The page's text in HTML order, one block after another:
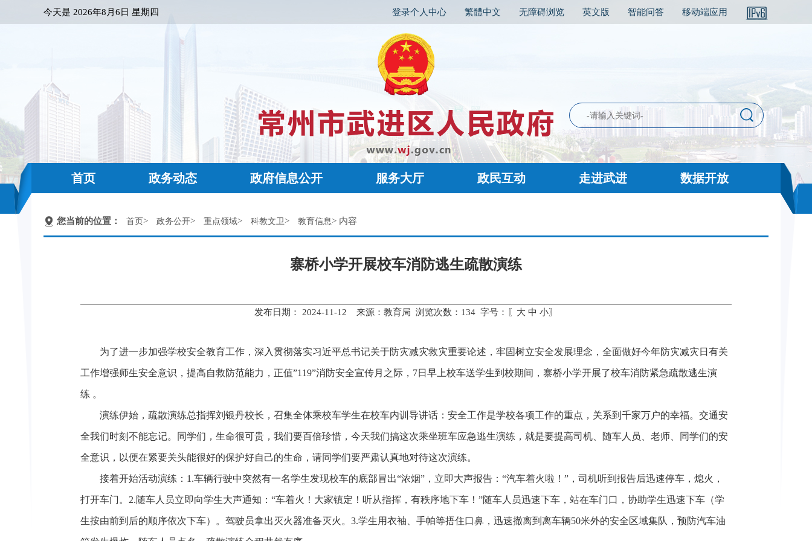
今天是 2026年8月6日 星期四 登录个人中心 繁體中文 无障碍浏览 英文版 智能问答 移动端应用
首页 政务动态 政府信息公开 服务大厅 政民互动 走进武进 数据开放
您当前的位置： 首页> 政务公开> 重点领域> 科教文卫> 教育信息> 内容
寨桥小学开展校车消防逃生疏散演练
发布日期： 2024-11-12 来源：教育局 浏览次数： 134 字号：〖 大 中 小〗
为了进一步加强学校安全教育工作，深入贯彻落实习近平总书记关于防灾减灾救灾重要论述，牢固树立安全发展理念，全面做好今年防灾减灾日有关
工作增强师生安全意识，提高自救防范能力，正值”119”消防安全宣传月之际，7日早上校车送学生到校期间，寨桥小学开展了校车消防紧急疏散逃生演
练 。
演练伊始，疏散演练总指挥刘银丹校长，召集全体乘校车学生在校车内训导讲话：安全工作是学校各项工作的重点，关系到千家万户的幸福。交通安
全我们时刻不能忘记。同学们，生命很可贵，我们要百倍珍惜，今天我们搞这次乘坐班车应急逃生演练，就是要提高司机、随车人员、老师、同学们的安
全意识，以便在紧要关头能很好的保护好自己的生命，请同学们要严肃认真地对待这次演练。
接着开始活动演练：1.车辆行驶中突然有一名学生发现校车的底部冒出“浓烟”，立即大声报告：“汽车着火啦！”，司机听到报告后迅速停车，熄火，
打开车门。2.随车人员立即向学生大声通知：“车着火！大家镇定！听从指挥，有秩序地下车！”随车人员迅速下车，站在车门口，协助学生迅速下车（学
生按由前到后的顺序依次下车）。驾驶员拿出灭火器准备灭火。3.学生用衣袖、手帕等捂住口鼻，迅速撤离到离车辆50米外的安全区域集队，预防汽车油